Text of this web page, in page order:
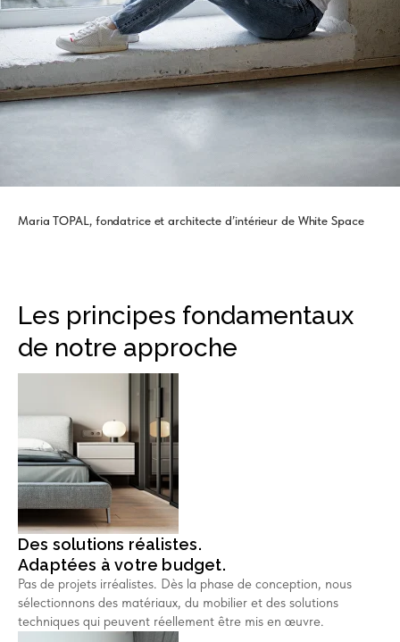
Maria TOPAL, fondatrice et architecte d’intérieur de White Space
Les principes fondamentaux
de notre approche
Des solutions réalistes.
Adaptées à votre budget.
Pas de projets irréalistes. Dès la phase de conception, nous
sélectionnons des matériaux, du mobilier et des solutions
techniques qui peuvent réellement être mis en œuvre.